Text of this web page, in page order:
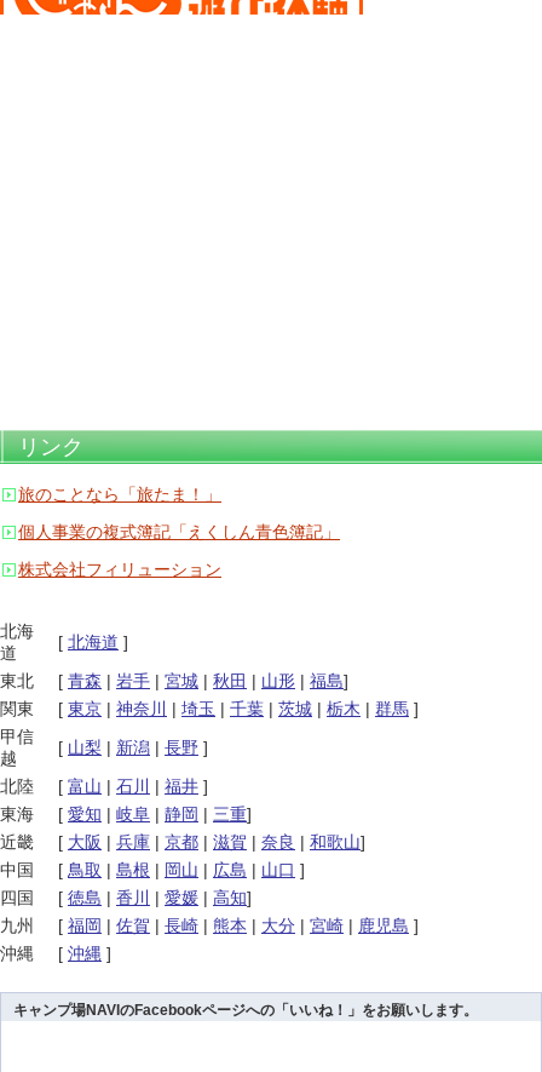
リンク
旅のことなら「旅たま！」
個人事業の複式簿記「えくしん青色簿記」
株式会社フィリューション
北海
道
[ 北海道 ]
東北
[ 青森 | 岩手 | 宮城 | 秋田 | 山形 | 福島]
関東
[ 東京 | 神奈川 | 埼玉 | 千葉 | 茨城 | 栃木 | 群馬 ]
甲信
越
[ 山梨 | 新潟 | 長野 ]
北陸
[ 富山 | 石川 | 福井 ]
東海
[ 愛知 | 岐阜 | 静岡 | 三重]
近畿
[ 大阪 | 兵庫 | 京都 | 滋賀 | 奈良 | 和歌山]
中国
[ 鳥取 | 島根 | 岡山 | 広島 | 山口 ]
四国
[ 徳島 | 香川 | 愛媛 | 高知]
九州
[ 福岡 | 佐賀 | 長崎 | 熊本 | 大分 | 宮崎 | 鹿児島 ]
沖縄
[ 沖縄 ]
キャンプ場NAVIのFacebookページへの「いいね！」をお願いします。